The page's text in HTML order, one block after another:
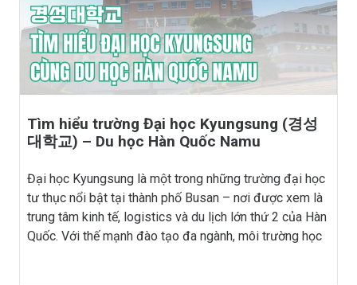
Tìm hiểu trường Đại học Kyungsung (경성
대학교) – Du học Hàn Quốc Namu
Đại học Kyungsung là một trong những trường đại học
tư thục nổi bật tại thành phố Busan – nơi được xem là
trung tâm kinh tế, logistics và du lịch lớn thứ 2 của Hàn
Quốc. Với thế mạnh đào tạo đa ngành, môi trường học